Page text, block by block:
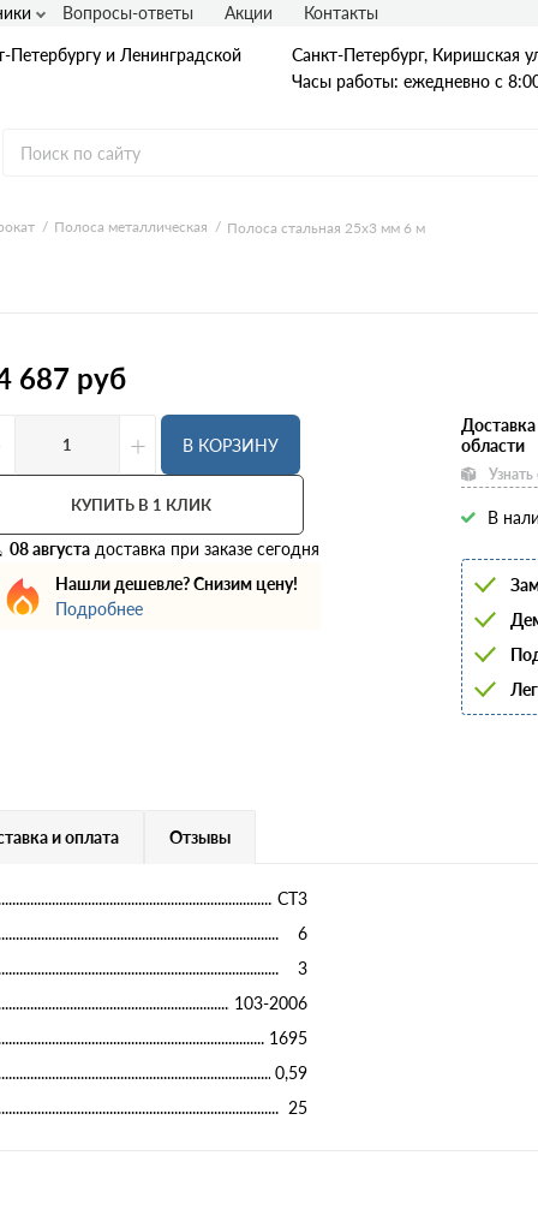
Петербургу и Ленинградской
Санкт-Петербург, Киришская
Часы работы: ежедневно с
A400
25Г2С
А500С
Для фундамента
Композитная арматура
6
10
12
Вопросы-ответы Акции Контакты
Полоса металлическая Полоса стальная 25х3 мм 6 м
687 руб
+ В КОРЗИНУ
КУПИТЬ В 1 КЛИК
08 августа доставка при заказе сегодня
Нашли дешевле? Снизим цену!
Подробнее
области
В
и оплата Отзывы
СТ3
6
3
103-2006
1695
0,59
25